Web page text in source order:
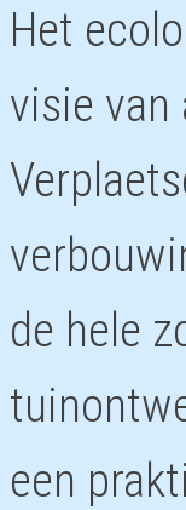
Het
visie
de hele
een